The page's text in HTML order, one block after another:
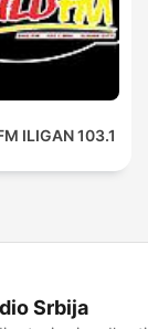
ILIGAN 103.1
Srbija